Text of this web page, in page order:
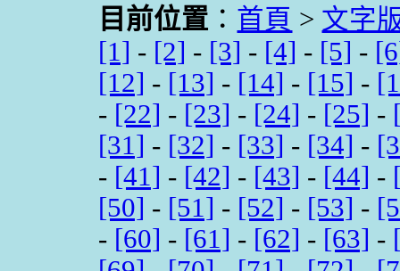
目前位置 ： 首頁 > 文字
[1] - [2] - [3] - [4] - [5] -
[12] - [13] - [14] - [15] -
- [22] - [23] - [24] - [25] -
[31] - [32] - [33] - [34] -
- [41] - [42] - [43] - [44] -
[50] - [51] - [52] - [53] -
- [60] - [61] - [62] - [63] -